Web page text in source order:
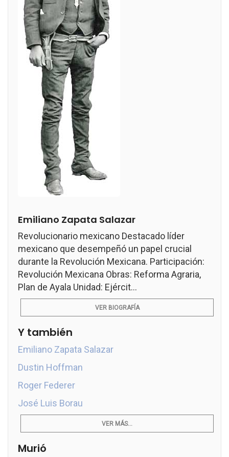
Emiliano Zapata Salazar
Revolucionario mexicano Destacado líder
mexicano que desempeñó un papel crucial
durante la Revolución Mexicana. Participación:
Revolución Mexicana Obras: Reforma Agraria,
Plan de Ayala Unidad: Ejércit...
VER BIOGRAFÍA
Y también
Emiliano Zapata Salazar
Dustin Hoffman
Roger Federer
José Luis Borau
VER MÁS...
Murió